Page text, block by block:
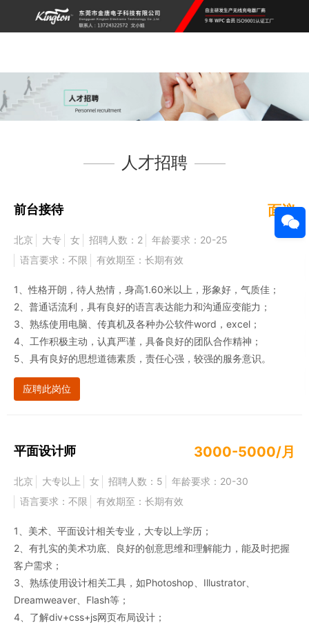
人才招聘
前台接待 面议
北京 大专 女 招聘人数：2
年龄要求：20-25
语言要求：不限
有效期至：长期有效
1、性格开朗，待人热情，身高1.60米以上，形象好，气质佳；
2、普通话流利，具有良好的语言表达能力和沟通应变能力；
3、熟练使用电脑、传真机及各种办公软件word，excel；
4、工作积极主动，认真严谨，具备良好的团队合作精神；
5、具有良好的思想道德素质，责任心强，较强的服务意识。
应聘此岗位
平面设计师 3000-5000/月
北京 大专以上 女 招聘人数：5
年龄要求：20-30
语言要求：不限
有效期至：长期有效
1、美术、平面设计相关专业，大专以上学历；
2、有扎实的美术功底、良好的创意思维和理解能力，能及时把握
客户需求；
3、熟练使用设计相关工具，如Photoshop、Illustrator、
Dreamweaver、Flash等；
4、了解div+css+js网页布局设计；